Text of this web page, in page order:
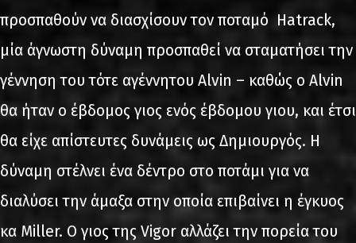
προσπαθούν να διασχίσουν τον ποταμό Hatrack,
μία άγνωστη δύναμη προσπαθεί να σταματήσει την
γέννηση του τότε αγέννητου Alvin – καθώς ο Alvin
θα ήταν ο έβδομος γιος ενός έβδομου γιου, και έτσι
θα είχε απίστευτες δυνάμεις ως Δημιουργός. Η
δύναμη στέλνει ένα δέντρο στο ποτάμι για να
διαλύσει την άμαξα στην οποία επιβαίνει η έγκυος
κα Miller. Ο γιος της Vigor αλλάζει την πορεία του